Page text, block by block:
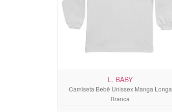
L. BABY
Camiseta Bebê Unissex Manga Longa
Branca